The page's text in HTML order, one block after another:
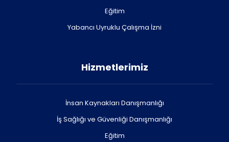
Eğitim
Yabancı Uyruklu Çalışma İzni
Hizmetlerimiz
İnsan Kaynakları Danışmanlığı
İş Sağlığı ve Güvenliği Danışmanlığı
Eğitim